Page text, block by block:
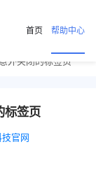
首页 帮助中心
外关闭的标签页
标签页
官网